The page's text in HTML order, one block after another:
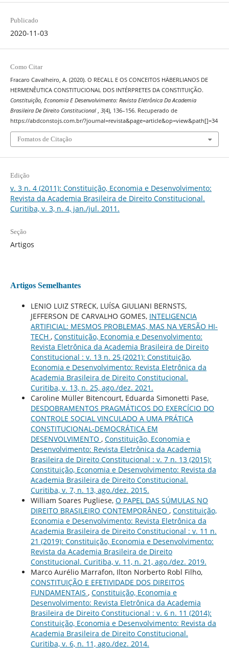
Publicado
2020-11-03
Como Citar
Fracaro Cavalheiro, A. (2020). O RECALL E OS CONCEITOS HÄBERLIANOS DE
HERMENÊUTICA CONSTITUCIONAL DOS INTÉRPRETES DA CONSTITUIÇÃO.
Constituição, Economia E Desenvolvimento: Revista Eletrônica Da Academia
Brasileira De Direito Constitucional , 3(4), 136–156. Recuperado de
https://abdconstojs.com.br/?journal=revista&page=article&op=view&path[]=34
Fomatos de Citação
Edição
v. 3 n. 4 (2011): Constituição, Economia e Desenvolvimento:
Revista da Academia Brasileira de Direito Constitucional.
Curitiba, v. 3, n. 4, jan./jul. 2011.
Seção
Artigos
Artigos Semelhantes
LENIO LUIZ STRECK, LUÍSA GIULIANI BERNSTS,
JEFFERSON DE CARVALHO GOMES, INTELIGENCIA
ARTIFICIAL: MESMOS PROBLEMAS, MAS NA VERSÃO HI-
TECH , Constituição, Economia e Desenvolvimento:
Revista Eletrônica da Academia Brasileira de Direito
Constitucional : v. 13 n. 25 (2021): Constituição,
Economia e Desenvolvimento: Revista Eletrônica da
Academia Brasileira de Direito Constitucional.
Curitiba, v. 13, n. 25, ago./dez. 2021.
Caroline Müller Bitencourt, Eduarda Simonetti Pase,
DESDOBRAMENTOS PRAGMÁTICOS DO EXERCÍCIO DO
CONTROLE SOCIAL VINCULADO A UMA PRÁTICA
CONSTITUCIONAL-DEMOCRÁTICA EM
DESENVOLVIMENTO , Constituição, Economia e
Desenvolvimento: Revista Eletrônica da Academia
Brasileira de Direito Constitucional : v. 7 n. 13 (2015):
Constituição, Economia e Desenvolvimento: Revista da
Academia Brasileira de Direito Constitucional.
Curitiba, v. 7, n. 13, ago./dez. 2015.
William Soares Pugliese, O PAPEL DAS SÚMULAS NO
DIREITO BRASILEIRO CONTEMPORÂNEO , Constituição,
Economia e Desenvolvimento: Revista Eletrônica da
Academia Brasileira de Direito Constitucional : v. 11 n.
21 (2019): Constituição, Economia e Desenvolvimento:
Revista da Academia Brasileira de Direito
Constitucional. Curitiba, v. 11, n. 21, ago./dez. 2019.
Marco Aurélio Marrafon, Ilton Norberto Robl Filho,
CONSTITUIÇÃO E EFETIVIDADE DOS DIREITOS
FUNDAMENTAIS , Constituição, Economia e
Desenvolvimento: Revista Eletrônica da Academia
Brasileira de Direito Constitucional : v. 6 n. 11 (2014):
Constituição, Economia e Desenvolvimento: Revista da
Academia Brasileira de Direito Constitucional.
Curitiba, v. 6, n. 11, ago./dez. 2014.